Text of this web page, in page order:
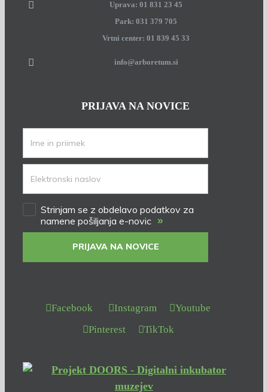
Uprava: 01 831 23 45
Park: 031 379 705
Vrtni center: 01 839 45 33
info@arboretum.si
PRIJAVA NA NOVICE
Strinjam se z obdelavo podatkov za
namene pošiljanja e-novic »
PRIJAVA NA NOVICE
Facebook Instagram
Youtube
Pinterest
TikTok